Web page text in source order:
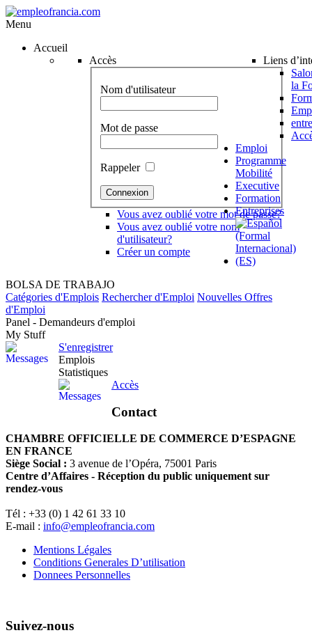
Menu
Accueil
Accès
Nom d'utilisateur
Mot de passe
Rappeler
Vous avez oublié votre mot de passe?
Vous avez oublié votre nom
d'utilisateur?
Créer un compte
Liens
la
Emploi
Programme
Mobilité
Executive
Formation
Entreprises
BOLSA DE TRABAJO
Catégories d'Emplois Rechercher d'Emploi Nouvelles Offres
d'Emploi
Panel - Demandeurs d'emploi
My Stuff
S'enregistrer
Emplois
Statistiques
Accès
Contact
CHAMBRE OFFICIELLE DE COMMERCE D’ESPAGNE
EN FRANCE
Siège Social : 3 avenue de l’Opéra, 75001 Paris
Centre d’Affaires - Réception du public uniquement sur
rendez-vous
Tél : +33 (0) 1 42 61 33 10
E-mail : info@empleofrancia.com
Mentions Légales
Conditions Generales D’utilisation
Donnees Personnelles
Suivez-nous